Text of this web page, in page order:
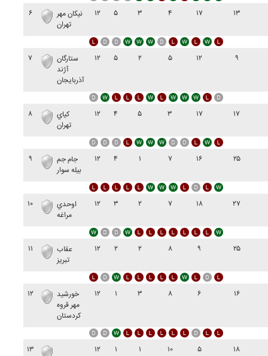
۶
نيکان مهر
تهران
۱۲ ۵ ۳ ۴ ۱۷ ۱۳
۷
ستارگان
آژند
آذربايجان
۱۲ ۵ ۲ ۵ ۱۲ ۹
۸
کياي
تهران
۱۲ ۴ ۵ ۳ ۱۷ ۱۷
۹
جام جم
بيله سوار
۱۲ ۴ ۱ ۷ ۱۶ ۲۵
۱۰
اوحدي
مراغه
۱۲ ۳ ۲ ۷ ۱۸ ۲۷
۱۱
عقاب
تبريز
۱۲ ۲ ۲ ۸ ۹ ۲۵
۱۲
خورشيد
مهر قروه
کردستان
۱۲ ۱ ۳ ۸ ۶ ۱۶
۱۳ ۱۲ ۱ ۱ ۱۰ ۵ ۱۸